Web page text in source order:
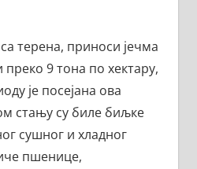
терена, приноси јечма
преко 9 тона по хектару,
је посејана ова
стању су биле биљке
сушног и хладног
пшенице,